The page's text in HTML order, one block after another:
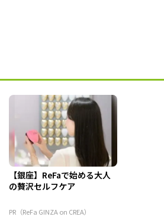
【銀座】ReFaで始める大人
の贅沢セルフケア
PR（ReFa GINZA on CREA）